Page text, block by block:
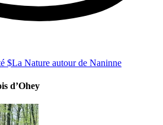
$La Nature autour de Naninne
d’Ohey